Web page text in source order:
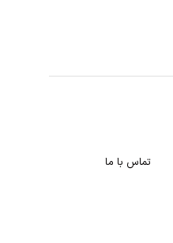
تماس با ما